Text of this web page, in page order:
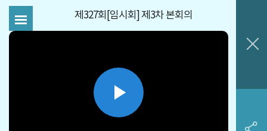
제327회[임시회] 제3차 본회의
Play